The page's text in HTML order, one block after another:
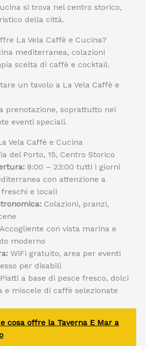
si trova nel centro storico,
della città.
La Vela Caffè e Cucina?
mediterranea, colazioni
scelta di caffè e cocktail.
un tavolo a La Vela Caffè e
prenotazione, soprattutto nei
eventi speciali.
Vela Caffè e Cucina
del Porto, 15, Centro Storico
8:00 – 23:00 tutti i giorni
con attenzione a
e locali
Colazioni, pranzi,
Accogliente con vista marina e
moderno
WiFi gratuito, area per eventi
per disabili
Piatti a base di pesce fresco, dolci
e miscele di caffè selezionate
cosa offre la Taverna E Mar a